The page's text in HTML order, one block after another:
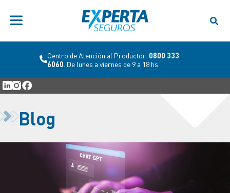
Centro de Atención al Productor: 0800 333
6060 . De lunes a viernes de 9 a 18 hs.
Blog